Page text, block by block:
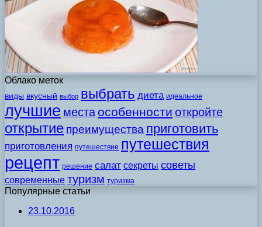
Облако меток
виды вкусный выбор выбрать диета идеальное
лучшие места особенности откройте
открытие преимущества приготовить
приготовления путешествие путешествия
рецепт решение салат секреты советы
современные туризм туризма
Популярные статьи
23.10.2016